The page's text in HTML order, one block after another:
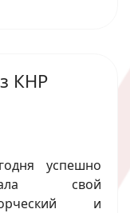
КНР
успешно
свой
и